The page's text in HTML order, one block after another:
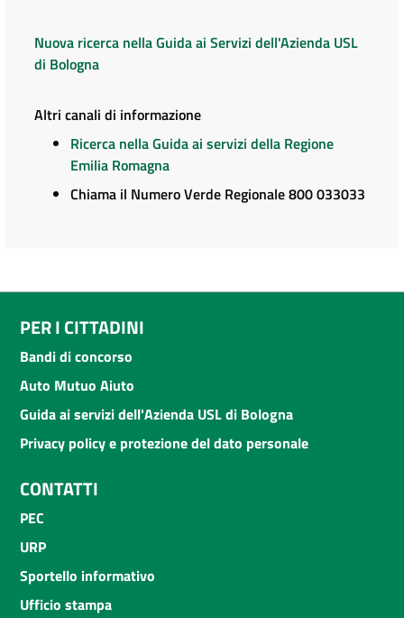
Nuova ricerca nella Guida ai Servizi dell'Azienda USL
di Bologna
Altri canali di informazione
Ricerca nella Guida ai servizi della Regione
Emilia Romagna
Chiama il Numero Verde Regionale 800 033033
PER I CITTADINI
Bandi di concorso
Auto Mutuo Aiuto
Guida ai servizi dell'Azienda USL di Bologna
Privacy policy e protezione del dato personale
CONTATTI
PEC
URP
Sportello informativo
Ufficio stampa